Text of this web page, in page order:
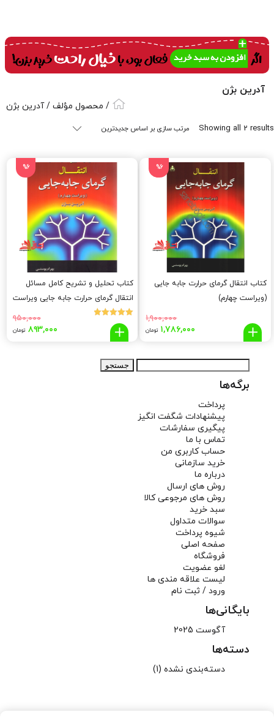
آدرین بژن
/ محصول مؤلف / آدرین بژن
Showing all 2 results
Sorted
latest
کتاب انتقال گرمای حرارت جابه جایی
(ویراست چهارم)
۱,۹۰۰,۰۰۰
قیمت
تومان
بود.
۱,۷۸۶,۰۰۰ تومانقیمت
فعلی:
تومان.
کتاب تحلیل و تشریح کامل مسائل
انتقال گرمای حرارت جابه جایی ویراست
چهارم
نمره
5.00
۹۵۰,۰۰۰
قیمت
۸۹۳,۰۰۰ تومان
جستجو
برای:
برگه‌ها
پرداخت
پیشنهادات شگفت انگیز
پیگیری سفارشات
تماس با ما
حساب کاربری من
خرید سازمانی
درباره ما
روش های ارسال
روش های مرجوعی کالا
سبد خرید
سوالات متداول
شیوه پرداخت
صفحه اصلی
فروشگاه
لغو عضویت
لیست علاقه مندی ها
ورود / ثبت نام
بایگانی‌ها
آگوست 2025
دسته‌ها
دسته‌بندی نشده (1)